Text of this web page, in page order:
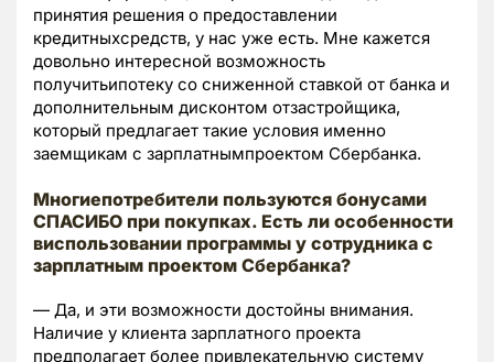
принятия решения о предоставлении
кредитныхсредств, у нас уже есть. Мне кажется
довольно интересной возможность
получитьипотеку со сниженной ставкой от банка и
дополнительным дисконтом отзастройщика,
который предлагает такие условия именно
заемщикам с зарплатнымпроектом Сбербанка.
Многиепотребители пользуются бонусами
СПАСИБО при покупках. Есть ли особенности
виспользовании программы у сотрудника с
зарплатным проектом Сбербанка?
— Да, и эти возможности достойны внимания.
Наличие у клиента зарплатного проекта
предполагает более привлекательную систему